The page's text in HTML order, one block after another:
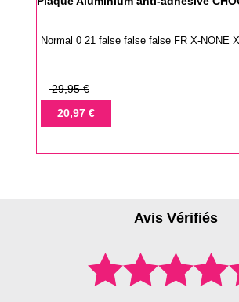
Normal 0 21 false false false FR X-NONE
Prix
base
29,95 €
Prix20,97 €
Avis Vérifiés